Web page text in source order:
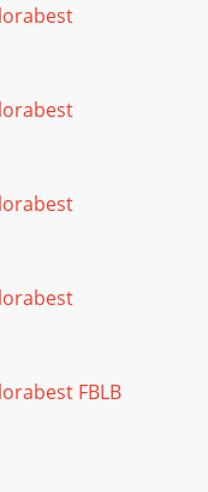
FBLB